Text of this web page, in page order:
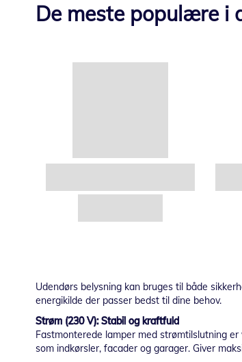
De meste populære i
Udendørs belysning kan bruges til både
energikilde der passer bedst til dine behov.
Strøm (230 V): Stabil og kraftfuld
Fastmonterede lamper med strømtilslutning
som indkørsler, facader og garager. Giver